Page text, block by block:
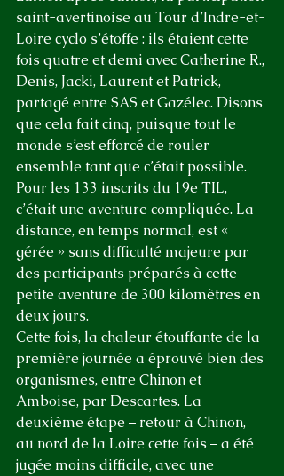
saint-avertinoise au Tour d’Indre-et-
Loire cyclo s’étoffe : ils étaient cette
fois quatre et demi avec Catherine R.,
Denis, Jacki, Laurent et Patrick,
partagé entre SAS et Gazélec. Disons
que cela fait cinq, puisque tout le
monde s’est efforcé de rouler
ensemble tant que c’était possible.
Pour les 133 inscrits du 19e TIL,
c’était une aventure compliquée. La
distance, en temps normal, est «
gérée » sans difficulté majeure par
des participants préparés à cette
petite aventure de 300 kilomètres en
deux jours.
Cette fois, la chaleur étouffante de la
première journée a éprouvé bien des
organismes, entre Chinon et
Amboise, par Descartes. La
deuxième étape – retour à Chinon,
au nord de la Loire cette fois – a été
jugée moins difficile, avec une